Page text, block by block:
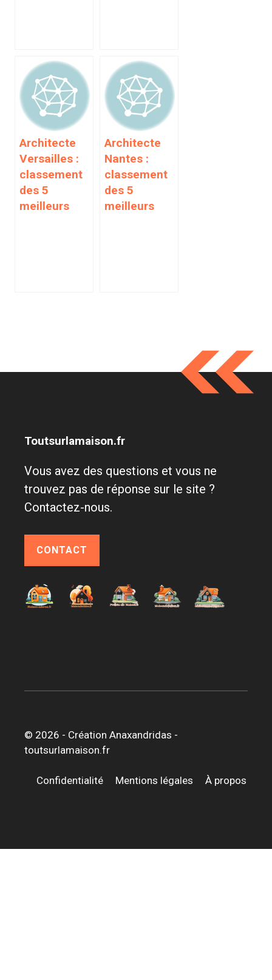
Architecte
Versailles :
classement
des 5
meilleurs
Architecte
Nantes :
classement
des 5
meilleurs
Toutsurlamaison.fr
Vous avez des questions et vous ne
trouvez pas de réponse sur le site ?
Contactez-nous.
CONTACT
© 2026 - Création Anaxandridas -
toutsurlamaison.fr
Confidentialité Mentions légales À propos